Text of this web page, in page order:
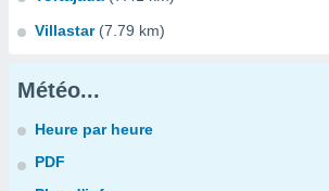
Villastar (7.79 km)
Météo...
Heure par heure
PDF